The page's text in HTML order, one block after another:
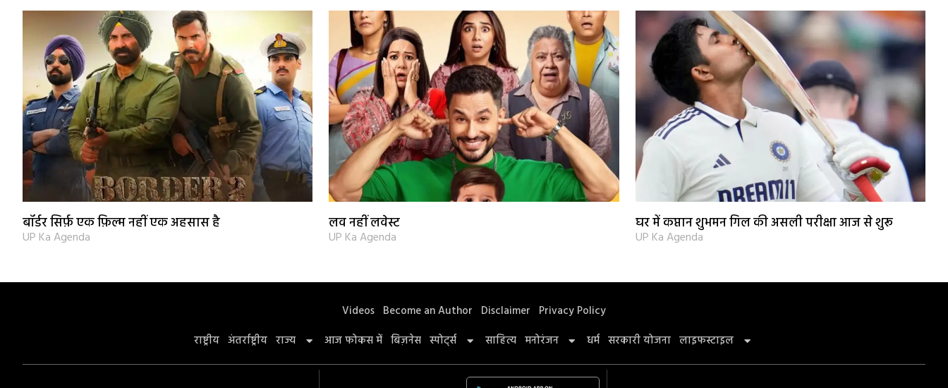
बॉर्डर सिर्फ़ एक फ़िल्म नहीं एक अहसास है
UP Ka Agenda
लव नहीं लवेस्ट
UP Ka Agenda
घर में कप्तान शुभमन गिल की असली परीक्षा आज से शुरू
UP Ka Agenda
Videos Become an Author Disclaimer Privacy Policy
राष्ट्रीय अंतर्राष्ट्रीय राज्य आज फोकस में बिज़नेस स्पोर्ट्स साहित्य मनोरंजन धर्म सरकारी योजना लाइफस्टाइल